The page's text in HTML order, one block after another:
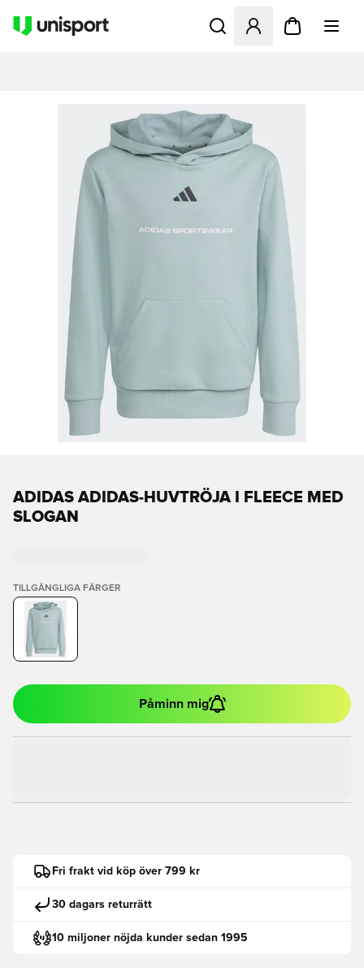
Öppnar en Modal för att
ADIDAS ADIDAS-HUVTRÖJA I FLEECE MED
SLOGAN
TILLGÄNGLIGA FÄRGER
Påminn mig
Fri frakt vid köp över 799 kr
30 dagars returrätt
10 miljoner nöjda kunder sedan 1995